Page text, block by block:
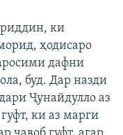
ки
ҳодисаро
дафни
буд. Дар назди
Ҷунайдулло аз
ки аз марги